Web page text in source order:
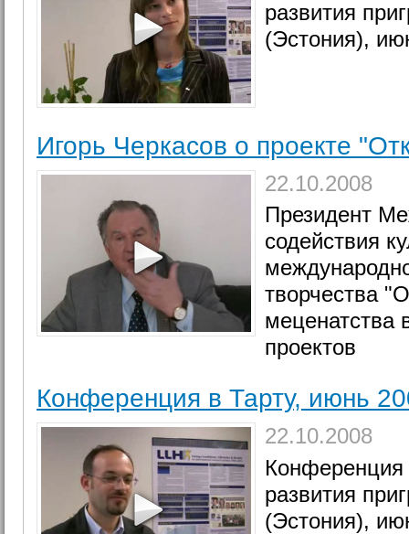
развития
(Эстония),
Игорь Черкасов о проекте
22.10.2008
Президент
содействия
творчества
меценатства
проектов
Конференция в Тарту, июнь
22.10.2008
Конференция
развития
(Эстония),